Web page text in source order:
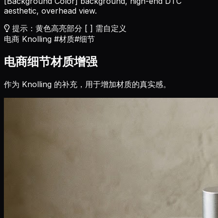
aesthetic, overhead view.
提示：黄色高亮部分 [ ] 需自定义
电商 Knolling #材质#细节
电商细节材质增强
作为 Knolling 的补充，用于增加材质的真实感。